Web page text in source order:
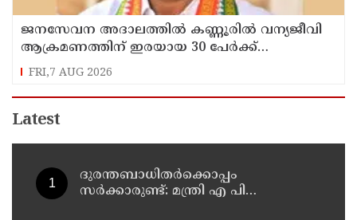
ജനസേവന അദാലത്തിൽ കണ്ണൂരിൽ വന്യജീവി
ആക്രമണത്തിന് ഇരയായ 30 പേർക്ക്
സഹായധനം അനുവദിച്ചു
FRI,7 AUG 2026
Latest
ദുരന്തബാധിതര്‍ക്കൊപ്പം
സര്‍ക്കാരുണ്ട്: മന്ത്രി എ പി